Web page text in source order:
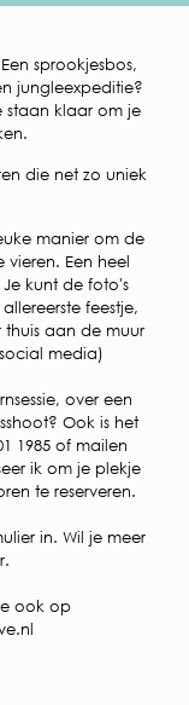
sprookjesbos,
jungleexpeditie?
staan klaar om je
die net zo uniek
manier om de
Een heel
kunt de foto's
feestje,
aan de muur
media)
, over een
Ook is het
1985 of mailen
ik om je plekje
te reserveren.
in. Wil je meer
.
ook op